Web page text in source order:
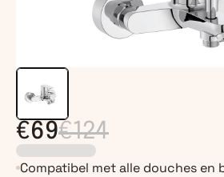
€69€124
Compatibel met alle douches en